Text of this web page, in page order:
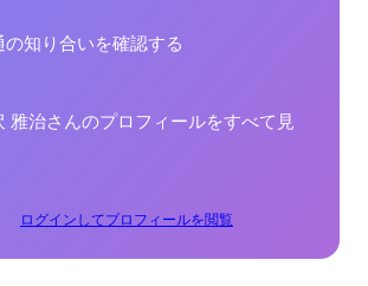
の知り合いを確認する
雅治さんのプロフィールをすべて見
ログインしてプロフィールを閲覧